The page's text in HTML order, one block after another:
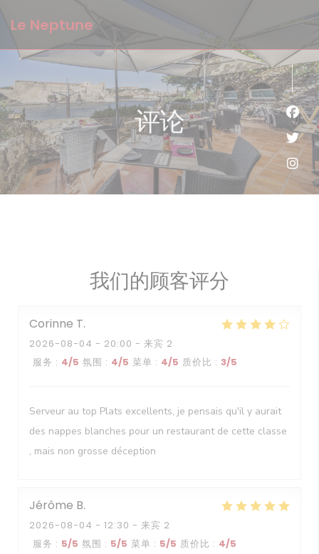
Le Neptune
评论
我们的顾客评分
Corinne T
2026-08-04 - 20:00 - 来宾 2
服务 : 4/5 氛围 : 4/5 菜单 : 4/5 质价比 : 3/5
Serveur au top Plats excellents, je pensais qu'il y aurait
des nappes blanches pour un restaurant de cette classe
, mais non grosse déception
Jérôme B
2026-08-04 - 12:30 - 来宾 2
服务 : 5/5 氛围 : 5/5 菜单 : 5/5 质价比 : 4/5